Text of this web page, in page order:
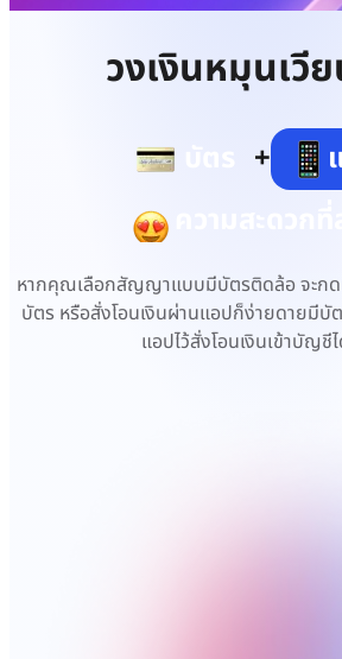
วงเงินหมุนเวี
+
หากคุณเลือกสัญญาแบบมีบัตรติดล้อ จะกด
บัตร หรือสั่งโอนเงินผ่านแอปก็ง่ายดายมีบั
แอปไว้สั่งโอนเงินเข้าบัญชี